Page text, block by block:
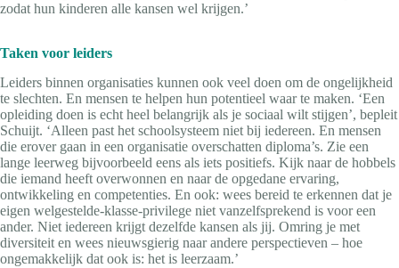
zodat hun kinderen alle kansen wel krijgen.’
Taken voor leiders
Leiders binnen organisaties kunnen ook veel doen om de ongelijkheid
te slechten. En mensen te helpen hun potentieel waar te maken. ‘Een
opleiding doen is echt heel belangrijk als je sociaal wilt stijgen’, bepleit
Schuijt. ‘Alleen past het schoolsysteem niet bij iedereen. En mensen
die erover gaan in een organisatie overschatten diploma’s. Zie een
lange leerweg bijvoorbeeld eens als iets positiefs. Kijk naar de hobbels
die iemand heeft overwonnen en naar de opgedane ervaring,
ontwikkeling en competenties. En ook: wees bereid te erkennen dat je
eigen welgestelde-klasse-privilege niet vanzelfsprekend is voor een
ander. Niet iedereen krijgt dezelfde kansen als jij. Omring je met
diversiteit en wees nieuwsgierig naar andere perspectieven – hoe
ongemakkelijk dat ook is: het is leerzaam.’